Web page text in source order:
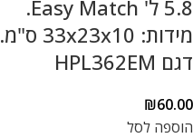
5.8 ל' Easy Match.
מידות: 33x23x10 ס"מ.
דגם HPL362EM
₪60.00
הוספה לסל